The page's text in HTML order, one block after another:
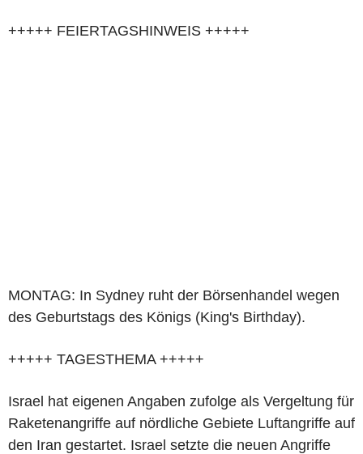
+++++ FEIERTAGSHINWEIS +++++
MONTAG: In Sydney ruht der Börsenhandel wegen
des Geburtstags des Königs (King's Birthday).
+++++ TAGESTHEMA +++++
Israel hat eigenen Angaben zufolge als Vergeltung für
Raketenangriffe auf nördliche Gebiete Luftangriffe auf
den Iran gestartet. Israel setzte die neuen Angriffe